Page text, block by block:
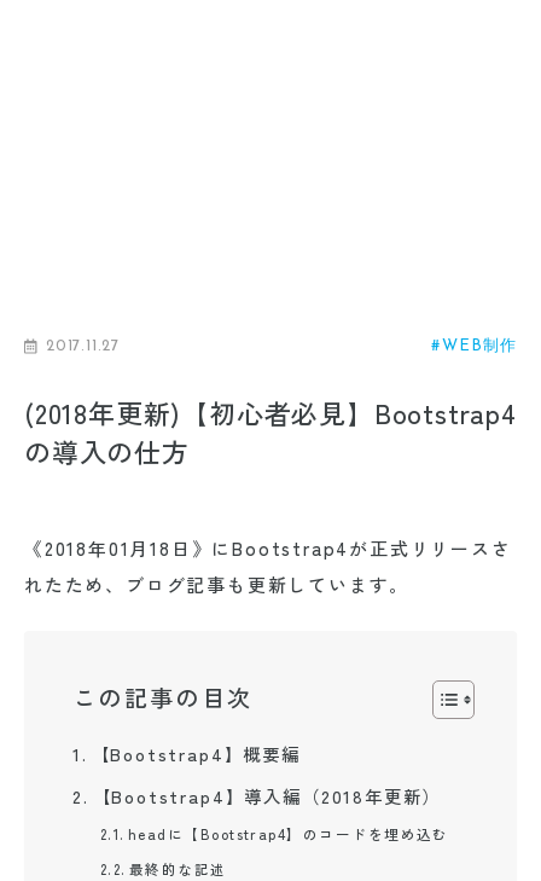
2017.11.27 #WEB制作
(2018年更新)【初心者必見】Bootstrap4
の導入の仕方
《2018年01月18日》にBootstrap4が正式リリースさ
れたため、ブログ記事も更新しています。
この記事の目次
【Bootstrap4】概要編
【Bootstrap4】導入編（2018年更新）
headに【Bootstrap4】のコードを埋め込む
最終的な記述